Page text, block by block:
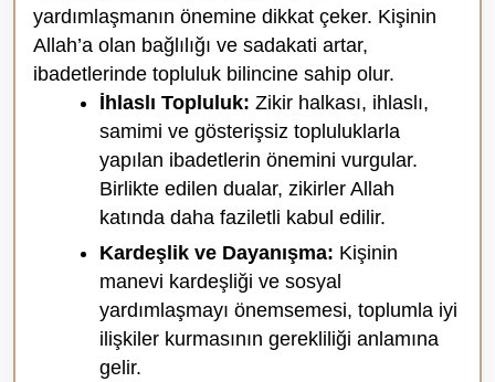
yardımlaşmanın önemine dikkat çeker. Kişinin
Allah’a olan bağlılığı ve sadakati artar,
ibadetlerinde topluluk bilincine sahip olur.
İhlaslı Topluluk: Zikir halkası, ihlaslı,
samimi ve gösterişsiz topluluklarla
yapılan ibadetlerin önemini vurgular.
Birlikte edilen dualar, zikirler Allah
katında daha faziletli kabul edilir.
Kardeşlik ve Dayanışma: Kişinin
manevi kardeşliği ve sosyal
yardımlaşmayı önemsemesi, toplumla iyi
ilişkiler kurmasının gerekliliği anlamına
gelir.